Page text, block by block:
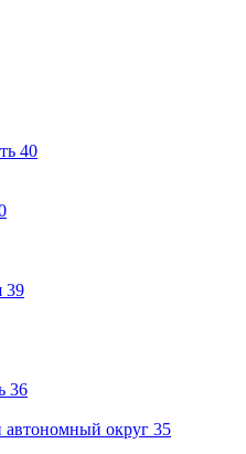
40
39
36
округ 35